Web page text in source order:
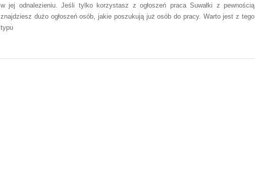
w jej odnalezieniu. Jeśli tylko korzystasz z ogłoszeń praca Suwałki z pewnością
znajdziesz dużo ogłoszeń osób, jakie poszukują już osób do pracy. Warto jest z tego
typu